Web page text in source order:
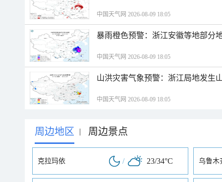
中国天气网 2026-08-09 18:05
暴雨橙色预警：浙江安徽等地部分
中国天气网 2026-08-09 18:05
山洪灾害气象预警：浙江局地发生
中国天气网 2026-08-09 18:05
周边地区 | 周边景点
克拉玛依 / 23/34°C 乌鲁木